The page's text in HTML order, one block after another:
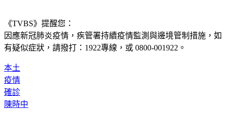
《TVBS》提醒您：
因應新冠肺炎疫情，疾管署持續疫情監測與邊境管制措施， 如
有疑似症狀，請撥打：1922專線，或 0800-001922。
本土
疫情
確診
陳時中